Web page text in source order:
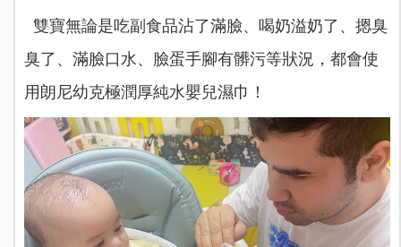
雙寶無論是吃副食品沾了滿臉、喝奶溢奶了、摁臭
臭了、滿臉口水、臉蛋手腳有髒污等狀況，都會使
用朗尼幼克極潤厚純水嬰兒濕巾！